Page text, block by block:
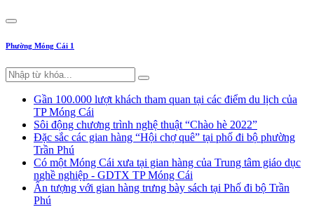
Phường Móng Cái 1
Gần 100.000 lượt khách tham quan tại các điểm du lịch của
TP Móng Cái
Sôi động chương trình nghệ thuật “Chào hè 2022”
Đặc sắc các gian hàng “Hội chợ quê” tại phố đi bộ phường
Trần Phú
Có một Móng Cái xưa tại gian hàng của Trung tâm giáo dục
nghề nghiệp - GDTX TP Móng Cái
Ấn tượng với gian hàng trưng bày sách tại Phố đi bộ Trần
Phú